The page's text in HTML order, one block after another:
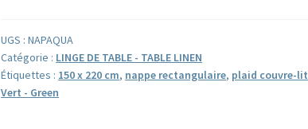
150
x
220
cm
UGS :NAPAQUA
Catégorie : LINGE DE TABLE - TABLE LINEN
Étiquettes : 150 x 220 cm, nappe rectangulaire, plaid couvre-lit
Vert - Green